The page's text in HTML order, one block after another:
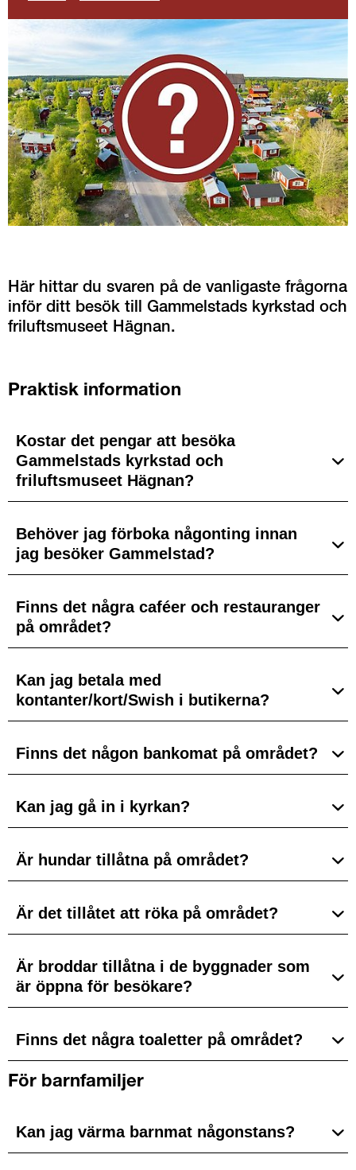
Här hittar du svaren på de vanligaste frågorna
inför ditt besök till Gammelstads kyrkstad och
friluftsmuseet Hägnan.
Praktisk information
Kostar det pengar att besöka
Gammelstads kyrkstad och
friluftsmuseet Hägnan?
Behöver jag förboka någonting innan
jag besöker Gammelstad?
Finns det några caféer och restauranger
på området?
Kan jag betala med
kontanter/kort/Swish i butikerna?
Finns det någon bankomat på området?
Kan jag gå in i kyrkan?
Är hundar tillåtna på området?
Är det tillåtet att röka på området?
Är broddar tillåtna i de byggnader som
är öppna för besökare?
Finns det några toaletter på området?
För barnfamiljer
Kan jag värma barnmat någonstans?